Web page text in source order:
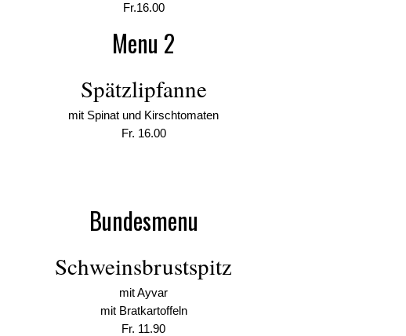
Fr.16.00
Menu 2
Spätzlipfanne
mit Spinat und Kirschtomaten
Fr. 16.00
Bundesmenu
Schweinsbrustspitz
mit Ayvar
mit Bratkartoffeln
Fr. 11.90